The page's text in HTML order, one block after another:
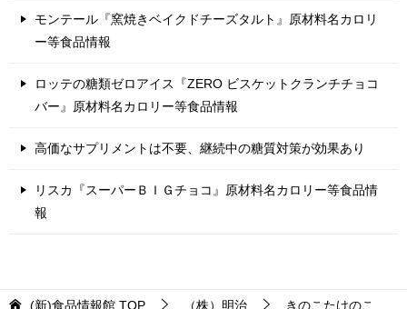
モンテール『窯焼きベイクドチーズタルト』原材料名カロリ
ー等食品情報
ロッテの糖類ゼロアイス『ZERO ビスケットクランチチョコ
バー』原材料名カロリー等食品情報
高価なサプリメントは不要、継続中の糖質対策が効果あり
リスカ『スーパーＢＩＧチョコ』原材料名カロリー等食品情
報
(新)食品情報館 TOP （株）明治 きのこたけのこ